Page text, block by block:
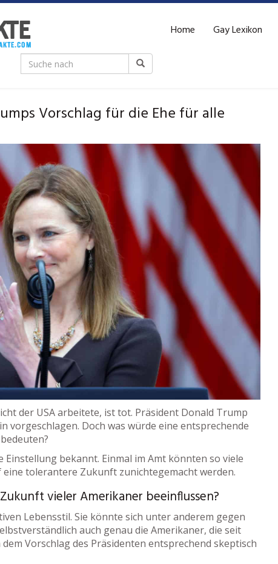
Home Gay Lexikon
Vorschlag für die Ehe für alle
der USA arbeitete, ist tot. Präsident Donald Trump
vorgeschlagen. Doch was würde eine entsprechende
bekannt. Einmal im Amt könnten so viele
tolerantere Zukunft zunichtegemacht werden.
vieler Amerikaner beeinflussen?
Lebensstil. Sie könnte sich unter anderem gegen
auch genau die Amerikaner, die seit
Vorschlag des Präsidenten entsprechend skeptisch